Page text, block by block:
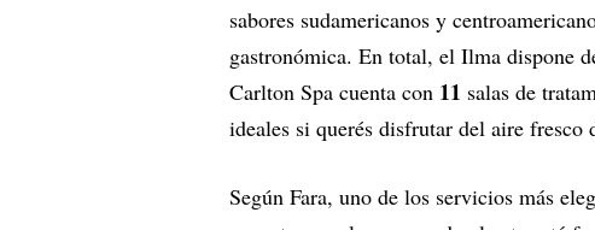
sabores sudamericanos y
gastronómica. En total, el Ilma dispone
Carlton Spa cuenta con 11 salas de
ideales si querés disfrutar del aire fresco
Según Fara, uno de los servicios más